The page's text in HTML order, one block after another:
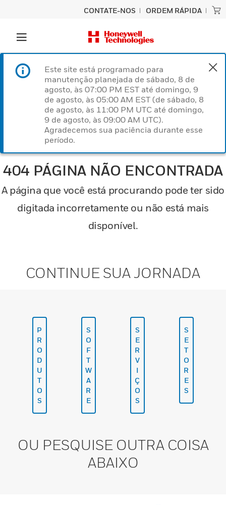
CONTATE-NOS ORDEM RÁPIDA
Este site está programado para
manutenção planejada de sábado, 8 de
agosto, às 07:00 PM EST até domingo, 9
de agosto, às 05:00 AM EST (de sábado, 8
de agosto, às 11:00 PM UTC até domingo,
9 de agosto, às 09:00 AM UTC).
Agradecemos sua paciência durante esse
período.
404 PÁGINA NÃO ENCONTRADA
A página que você está procurando pode ter sido
digitada incorretamente ou não está mais
disponível.
CONTINUE SUA JORNADA
P
R
O
D
U
T
O
S
S
O
F
T
W
A
R
E
S
E
R
V
I
Ç
O
S
S
E
T
O
R
E
S
OU PESQUISE OUTRA COISA
ABAIXO